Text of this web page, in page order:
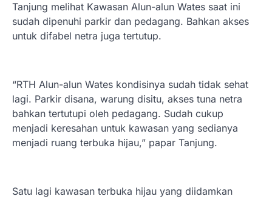
Tanjung melihat Kawasan Alun-alun Wates saat ini
sudah dipenuhi parkir dan pedagang. Bahkan akses
untuk difabel netra juga tertutup.
“RTH Alun-alun Wates kondisinya sudah tidak sehat
lagi. Parkir disana, warung disitu, akses tuna netra
bahkan tertutupi oleh pedagang. Sudah cukup
menjadi keresahan untuk kawasan yang sedianya
menjadi ruang terbuka hijau,” papar Tanjung.
Satu lagi kawasan terbuka hijau yang diidamkan